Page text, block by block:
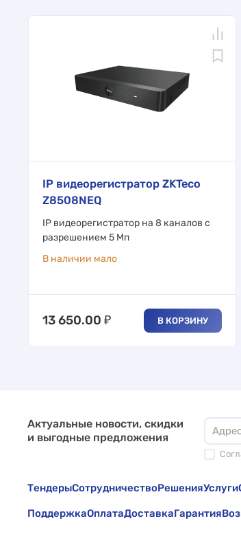
IP видеорегистратор ZKTeco
Z8508NEQ
IP видеорегистратор на 8 каналов с
разрешением 5 Мп
В наличии мало
13 650.00 ₽ В КОРЗИНУ
Актуальные новости, скидки
и выгодные предложения
ТендерыСотрудничествоРешенияУслуги
ПоддержкаОплатаДоставкаГарантия